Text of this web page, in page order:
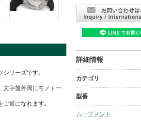
シリーズです｡
文字盤外周にモノトー
ご覧になれます｡
詳細情報
カテゴリ
型番
ムーブメント